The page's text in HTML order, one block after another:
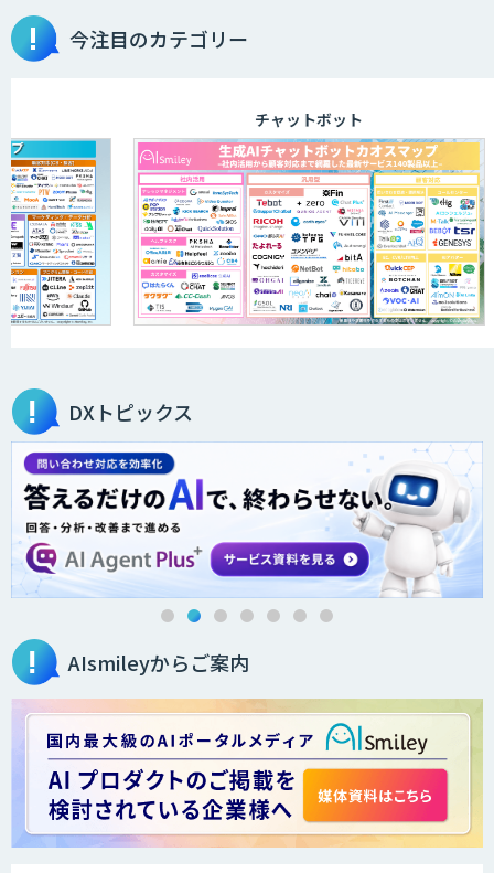
今注目のカテゴリー
チャットボット
DXトピックス
AIsmileyからご案内